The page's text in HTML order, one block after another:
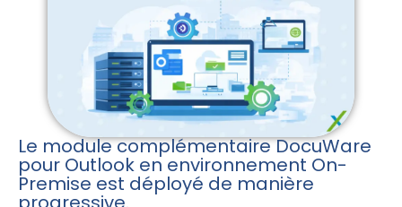
Le module complémentaire DocuWare
pour Outlook en environnement On-
Premise est déployé de manière